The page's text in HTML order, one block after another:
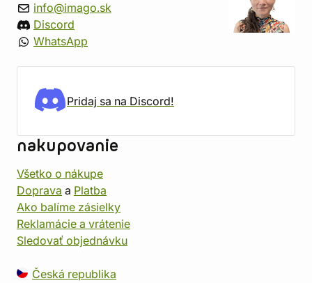
info@imago.sk
Discord
WhatsApp
Pridaj sa na Discord!
nakupovanie
Všetko o nákupe
Doprava a Platba
Ako balíme zásielky
Reklamácie a vrátenie
Sledovať objednávku
Česká republika